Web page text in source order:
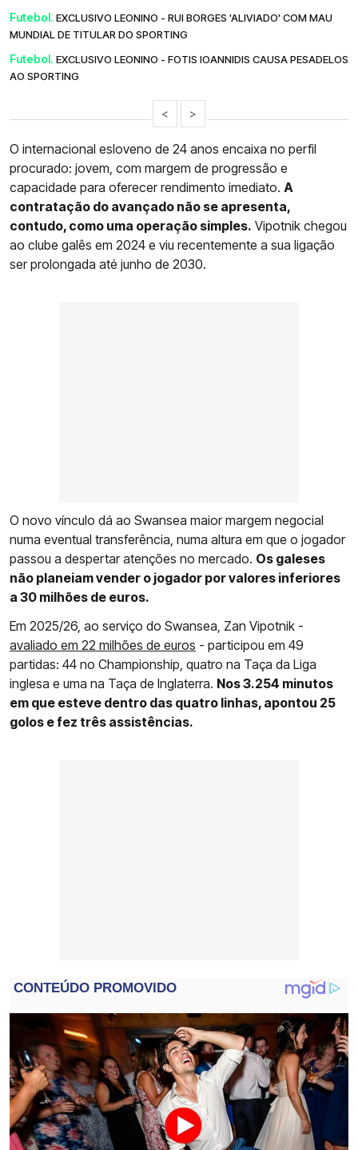
Futebol. EXCLUSIVO LEONINO - RUI BORGES 'ALIVIADO' COM MAU
MUNDIAL DE TITULAR DO SPORTING
Futebol. EXCLUSIVO LEONINO - FOTIS IOANNIDIS CAUSA PESADELOS
AO SPORTING
< >
O internacional esloveno de 24 anos encaixa no perfil
procurado: jovem, com margem de progressão e
capacidade para oferecer rendimento imediato. A
contratação do avançado não se apresenta,
contudo, como uma operação simples. Vipotnik chegou
ao clube galês em 2024 e viu recentemente a sua ligação
ser prolongada até junho de 2030.
O novo vínculo dá ao Swansea maior margem negocial
numa eventual transferência, numa altura em que o jogador
passou a despertar atenções no mercado. Os galeses
não planeiam vender o jogador por valores inferiores
a 30 milhões de euros.
Em 2025/26, ao serviço do Swansea, Zan Vipotnik -
avaliado em 22 milhões de euros - participou em 49
partidas: 44 no Championship, quatro na Taça da Liga
inglesa e uma na Taça de Inglaterra. Nos 3.254 minutos
em que esteve dentro das quatro linhas, apontou 25
golos e fez três assistências.